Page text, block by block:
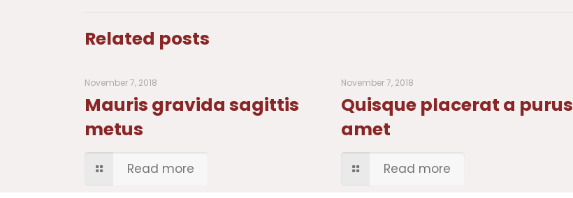
Related posts
November 7, 2018
Mauris gravida sagittis
metus
Read more
November 7, 2018
Quisque placerat a purus
amet
Read more